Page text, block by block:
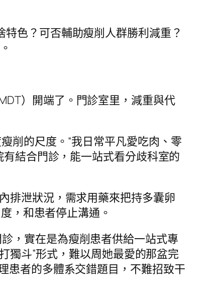
色？可否輔助瘦削人群勝利減重？
）開端了。門診室里，減重與代
削的尺度。“我日常平凡愛吃肉、零
有結合門診，能一站式看分歧科室的
排泄狀況，需求用藥來把持多囊卵
，和患者停止溝通。
，實在是為瘦削患者供給一站式專
獨斗”形式，難以周她最愛的那盆完
患者的多體系交錯題目，不難招致干